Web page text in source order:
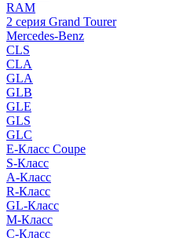
RAM
2 серия Grand Tourer
Mercedes-Benz
CLS
CLA
GLA
GLB
GLE
GLS
GLC
E-Класс Coupe
S-Класс
A-Класс
R-Класс
GL-Класс
M-Класс
C-Класс